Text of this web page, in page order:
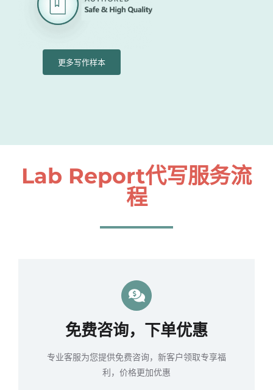
更多写作样本
Lab Report代写服务流
程
免费咨询，下单优惠
专业客服为您提供免费咨询，新客户领取专享福
利，价格更加优惠